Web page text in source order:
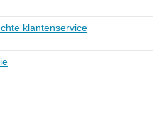
klantenservice